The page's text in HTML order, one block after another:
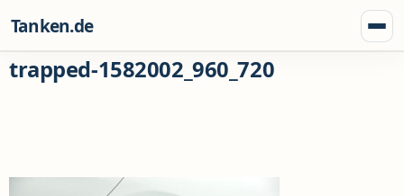
Tanken.de
trapped-1582002_960_720